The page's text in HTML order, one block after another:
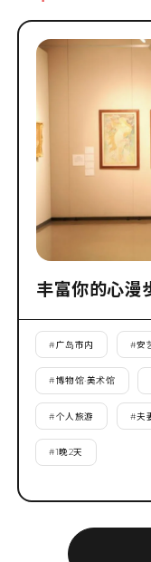
丰富你的心漫
#广岛市内 #安
#博物馆·美术馆
#个人旅游 #夫
#1晚2天